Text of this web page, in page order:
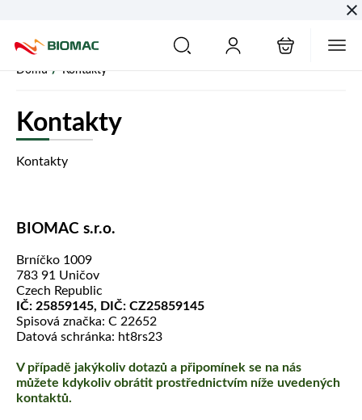
Domů / Kontakty
Kontakty
Kontakty
BIOMAC s.r.o.
Brníčko 1009
783 91 Uničov
Czech Republic
IČ: 25859145, DIČ: CZ25859145
Spisová značka: C 22652
Datová schránka: ht8rs23
V případě jakýkoliv dotazů a připomínek se na nás
můžete kdykoliv obrátit prostřednictvím níže uvedených
kontaktů.